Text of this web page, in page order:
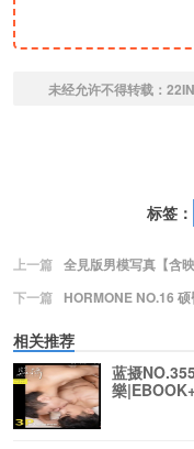
未经允许不得转载：
标签：
上一篇 全見版男模写真【含
下一篇
HORMONE NO.16
相关推荐
蓝摄
樂